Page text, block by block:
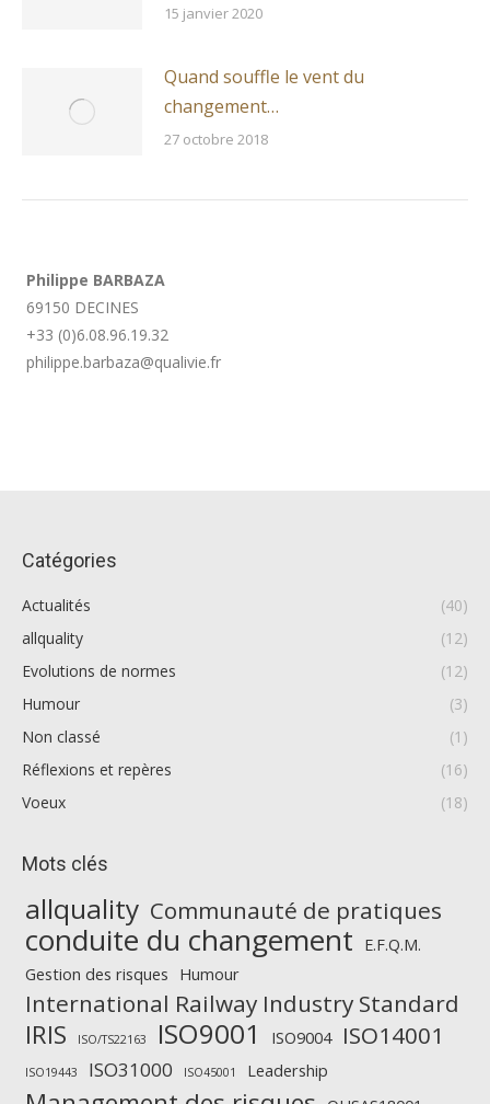
15 janvier 2020
Quand souffle le vent du
changement…
27 octobre 2018
Philippe BARBAZA
69150 DECINES
+33 (0)6.08.96.19.32
philippe.barbaza@qualivie.fr
Catégories
Actualités
(40)
allquality
(12)
Evolutions de normes
(12)
Humour
(3)
Non classé
(1)
Réflexions et repères
(16)
Voeux
(18)
Mots clés
allquality Communauté de pratiques
conduite du changement
E.F.Q.M.
Gestion des risques
Humour
International Railway Industry Standard
IRIS ISO/TS22163 ISO9001 ISO9004 ISO14001
ISO19443 ISO31000 ISO45001 Leadership